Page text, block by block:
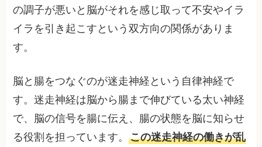
の調子が悪いと脳がそれを感じ取って不安やイラ
イラを引き起こすという双方向の関係がありま
す。
脳と腸をつなぐのが迷走神経という自律神経で
す。迷走神経は脳から腸まで伸びている太い神経
で、脳の信号を腸に伝え、腸の状態を脳に知らせ
る役割を担っています。この迷走神経の働きが乱